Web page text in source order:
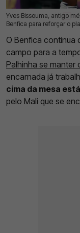
Yves Bissouma, antigo
Benfica para reforçar o
18 Jul 2026 | 17:37 | 0
O Benfica continua
campo para a
Palhinha se manter
encarnada já
cima da mesa
pelo Mali que se